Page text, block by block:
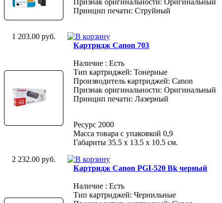
Принцип печати: Струйный
1 203.00 руб.
Картридж Canon 703
Наличие : Есть
Тип картриджей: Тонерные
Производитель картриджей: Canon
Признак оригинальности: Оригинальный
Принцип печати: Лазерный
Ресурс 2000
Масса товара с упаковкой 0,9
Габариты 35.5 х 13.5 х 10.5 см.
2 232.00 руб.
Картридж Canon PGI-520 Bk черный
Наличие : Есть
Тип картриджей: Чернильные